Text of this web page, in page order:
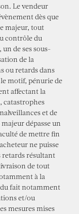
Le vendeur
dès que
majeur, tout
contrôle du
de ses sous-
de la
ou retards dans
motif, pénurie de
affectant la
catastrophes
et de
dépasse un
de mettre fin
ne puisse
retards résultant
de tout
à la
du fait notamment
et/ou
mesures mises